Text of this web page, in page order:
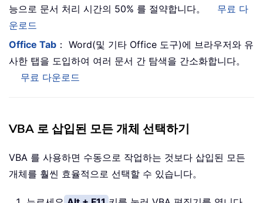
능으로 문서 처리 시간의 50% 를 절약합니다。
무료 다
운로드
Office Tab ： Word(및 기타 Office 도구)에 브라우저와 유
사한 탭을 도입하여 여러 문서 간 탐색을 간소화합니다。
무료 다운로드
VBA 로 삽입된 모든 개체 선택하기
VBA 를 사용하면 수동으로 작업하는 것보다 삽입된 모든
개체를 훨씬 효율적으로 선택할 수 있습니다。